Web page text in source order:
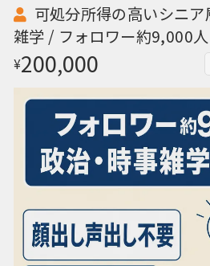
可処分所得の高いシニ
雑学 / フォロワー約9,000人
¥200,000